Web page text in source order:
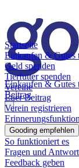
Einkaufen & Gutes
Beitrag
Startseite
Einkaufen & Gutes
Geld spenden
Tierfutter spenden
Vereine
Euer Beitrag
Verein registrieren
Erinnerungsfunktion
Gooding empfehlen
So funktioniert es
Fragen und
Feedback geben